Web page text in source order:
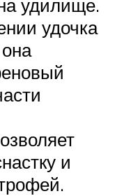
удилище.
удочка
и